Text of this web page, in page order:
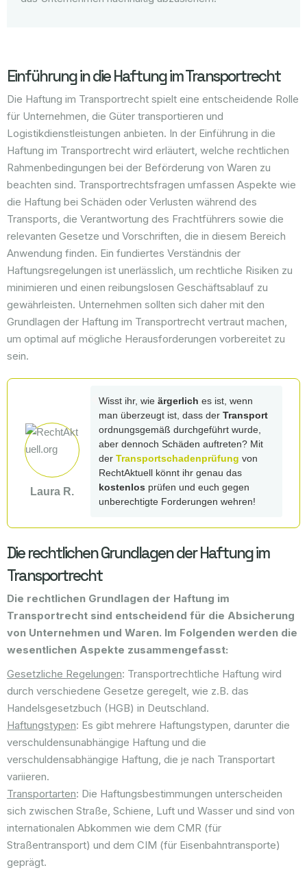
Einführung in die Haftung im Transportrecht
Die Haftung im Transportrecht spielt eine entscheidende Rolle
für Unternehmen, die Güter transportieren und
Logistikdienstleistungen anbieten. In der Einführung in die
Haftung im Transportrecht wird erläutert, welche rechtlichen
Rahmenbedingungen bei der Beförderung von Waren zu
beachten sind. Transportrechtsfragen umfassen Aspekte wie
die Haftung bei Schäden oder Verlusten während des
Transports, die Verantwortung des Frachtführers sowie die
relevanten Gesetze und Vorschriften, die in diesem Bereich
Anwendung finden. Ein fundiertes Verständnis der
Haftungsregelungen ist unerlässlich, um rechtliche Risiken zu
minimieren und einen reibungslosen Geschäftsablauf zu
gewährleisten. Unternehmen sollten sich daher mit den
Grundlagen der Haftung im Transportrecht vertraut machen,
um optimal auf mögliche Herausforderungen vorbereitet zu
sein.
Laura R.
Wisst ihr, wie ärgerlich es ist, wenn
man überzeugt ist, dass der Transport
ordnungsgemäß durchgeführt wurde,
aber dennoch Schäden auftreten? Mit
der Transportschadenprüfung von
RechtAktuell könnt ihr genau das
kostenlos prüfen und euch gegen
unberechtigte Forderungen wehren!
Die rechtlichen Grundlagen der Haftung im
Transportrecht
Die rechtlichen Grundlagen der Haftung im
Transportrecht sind entscheidend für die Absicherung
von Unternehmen und Waren. Im Folgenden werden die
wesentlichen Aspekte zusammengefasst:
Gesetzliche Regelungen: Transportrechtliche Haftung wird
durch verschiedene Gesetze geregelt, wie z.B. das
Handelsgesetzbuch (HGB) in Deutschland.
Haftungstypen: Es gibt mehrere Haftungstypen, darunter die
verschuldensunabhängige Haftung und die
verschuldensabhängige Haftung, die je nach Transportart
variieren.
Transportarten: Die Haftungsbestimmungen unterscheiden
sich zwischen Straße, Schiene, Luft und Wasser und sind von
internationalen Abkommen wie dem CMR (für
Straßentransport) und dem CIM (für Eisenbahntransporte)
geprägt.